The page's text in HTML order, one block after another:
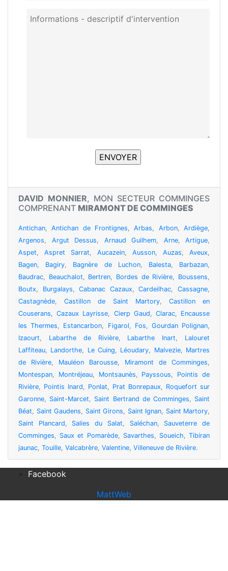
DAVID MONNIER, MON SECTEUR COMMINGES
COMPRENANT MIRAMONT DE COMMINGES
Antichan,Antichan de Frontignes,Arbas, Arbon,Ardiège,
Argenos, Argut Dessus, Arnaud Guilhem, Arne, Artigue,
Aspet, Aspret Sarrat, Aucazein, Ausson, Auzas, Aveux,
Bagen, Bagiry, Bagnère de Luchon, Balesta, Barbazan,
Baudrac, Beauchalot, Bertren, Bordes de Rivière, Boussens,
Boutx, Burgalays,Cabanac Cazaux,Cardeilhac,Cassagne,
Castagnède,Castillon de Saint Martory, Castillon en
Couserans,Cazaux Layrisse, Cierp Gaud, Clarac, Encausse
les Thermes, Estancarbon, Figarol, Fos, Gourdan Polignan,
Izaourt, Labarthe de Rivière, Labarthe Inart, Lalouret
Laffiteau, Landorthe, Le Cuing, Léoudary, Malvezie, Martres
de Rivière, Mauléon Barousse, Miramont de Comminges,
Montespan, Montréjeau, Montsaunès, Payssous, Pointis de
Rivière, Pointis Inard, Ponlat, Prat Bonrepaux, Roquefort sur
Garonne, Saint-Marcet, Saint Bertrand de Comminges, Saint
Béat, Saint Gaudens, Saint Girons, Saint Ignan, Saint Martory,
Saint Plancard, Salies du Salat, Saléchan, Sauveterre de
Comminges, Saux et Pomarède, Savarthes, Soueich,Tibiran
jaunac, Touille, Valcabrère, Valentine, Villeneuve de Rivière.
Facebook
MattWeb